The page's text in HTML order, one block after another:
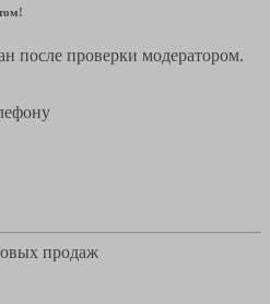
после проверки модератором.
продаж